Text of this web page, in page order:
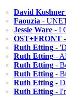
David Kushner
Faouzia -
Jessie Ware - I
OST+FRONT
Ruth Etting -
Ruth Etting -
Ruth Etting -
Ruth Etting -
Ruth Etting -
Ruth Etting -